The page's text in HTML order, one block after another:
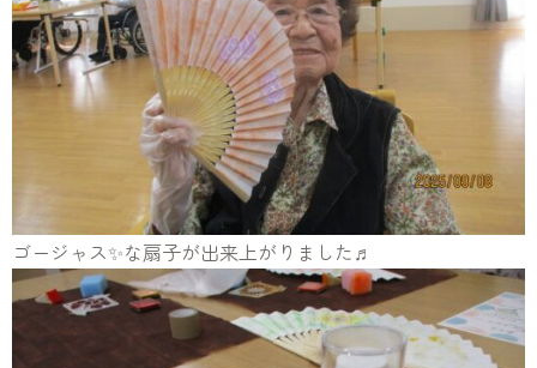
ゴージャス✨な扇子が出来上がりました♬